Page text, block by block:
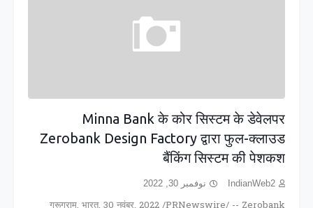
Minna Bank के कोर सिस्टम के डेवेलपर
Zerobank Design Factory द्वारा फुल-क्लाउड
बैंकिंग सिस्टम की पेशकश
IndianWeb2 نوفمبر 30, 2022